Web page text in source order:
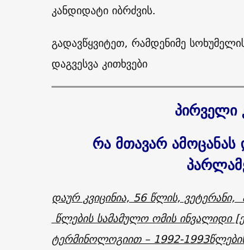
კანდიდატი იბრძვის.
გადავწყვიტეთ, რამდენიმე
დაგვესვა კითხვები
პირველი
რა მთავარ
დაურ კვიცინია, 56 წლის,
წლების სამამულო ომის ინვალიდი
ტერმინოლოგიით – 1992-1993